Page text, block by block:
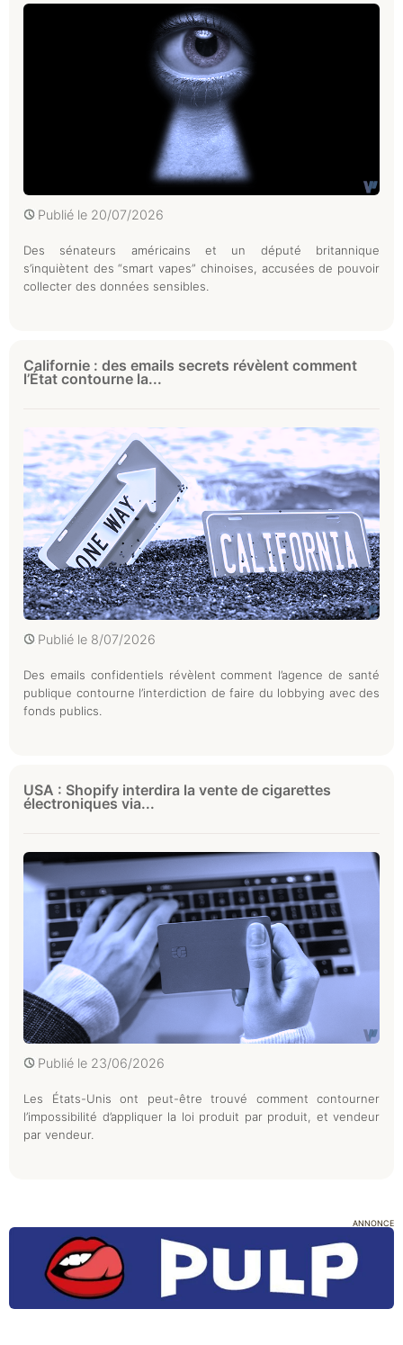
Publié le 20/07/2026
Des sénateurs américains et un député britannique
s’inquiètent des “smart vapes” chinoises, accusées de pouvoir
collecter des données sensibles.
Californie : des emails secrets révèlent comment
l’État contourne la...
Publié le 8/07/2026
Des emails confidentiels révèlent comment l’agence de santé
publique contourne l’interdiction de faire du lobbying avec des
fonds publics.
USA : Shopify interdira la vente de cigarettes
électroniques via...
Publié le 23/06/2026
Les États-Unis ont peut-être trouvé comment contourner
l’impossibilité d’appliquer la loi produit par produit, et vendeur
par vendeur.
ANNONCE